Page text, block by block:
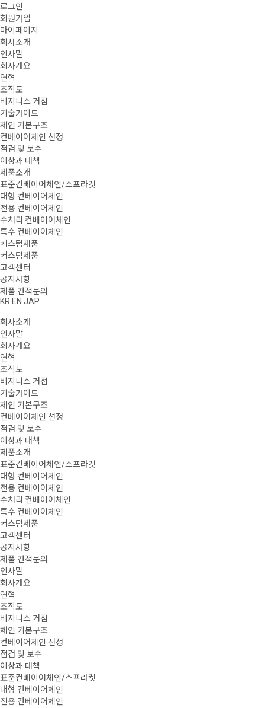
로그인
회원가입
마이페이지
회사소개
인사말
회사개요
연혁
조직도
비지니스 거점
기술가이드
체인 기본구조
컨베이어체인 선정
점검 및 보수
이상과 대책
제품소개
표준컨베이어체인/스프라켓
대형 컨베이어체인
전용 컨베이어체인
수처리 컨베이어체인
특수 컨베이어체인
커스텀제품
커스텀제품
고객센터
공지사항
제품 견적문의
KR EN JAP
회사소개
인사말
회사개요
연혁
조직도
비지니스 거점
기술가이드
체인 기본구조
컨베이어체인 선정
점검 및 보수
이상과 대책
제품소개
표준컨베이어체인/스프라켓
대형 컨베이어체인
전용 컨베이어체인
수처리 컨베이어체인
특수 컨베이어체인
커스텀제품
고객센터
공지사항
제품 견적문의
인사말
회사개요
연혁
조직도
비지니스 거점
체인 기본구조
컨베이어체인 선정
점검 및 보수
이상과 대책
표준컨베이어체인/스프라켓
대형 컨베이어체인
전용 컨베이어체인